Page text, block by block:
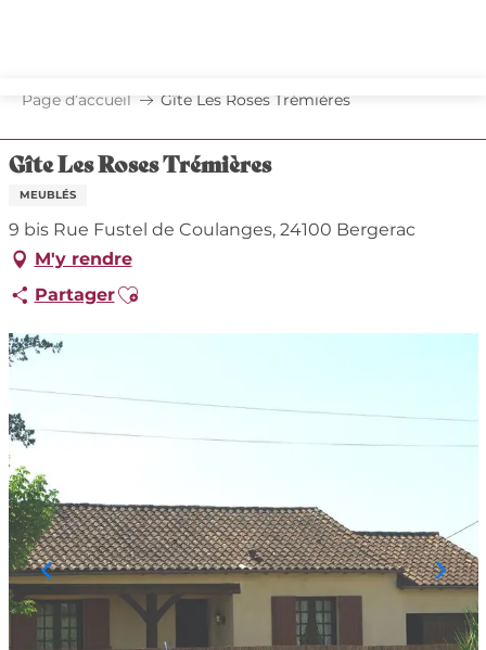
principal
Page d’accueil Gîte Les Roses Trémières
Gîte Les Roses Trémières
MEUBLÉS
9 bis Rue Fustel de Coulanges, 24100 Bergerac
M'y rendre
PartagerAjouter aux favoris